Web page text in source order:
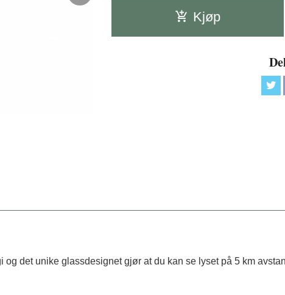
Kjøp
det unike glassdesignet gjør at du kan se lyset på 5 km